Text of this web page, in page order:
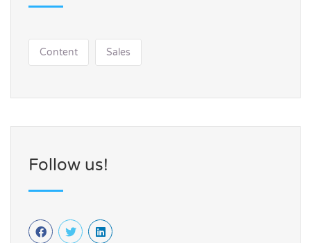
Content Sales
Follow us!